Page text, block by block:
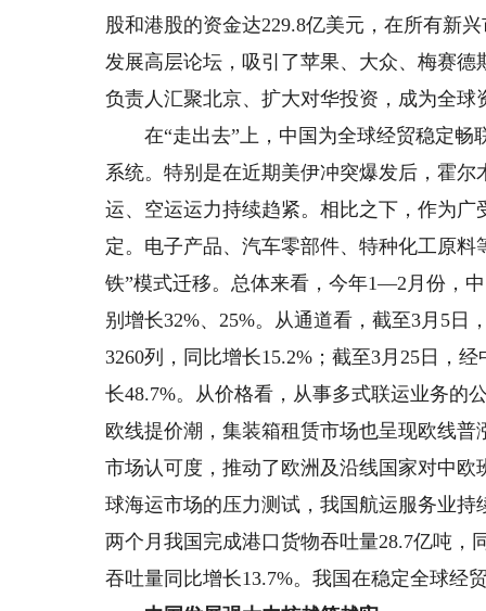
股和港股的资金达229.8亿美元，在所有新
发展高层论坛，吸引了苹果、大众、梅赛
负责人汇聚北京、扩大对华投资，成为全
在“走出去”上，中国为全球经贸稳定畅
系统。特别是在近期美伊冲突爆发后，霍
运、空运运力持续趋紧。相比之下，作为
定。电子产品、汽车零部件、特种化工原
铁”模式迁移。总体来看，今年1—2月份，
别增长32%、25%。从通道看，截至3月5
3260列，同比增长15.2%；截至3月25日，
长48.7%。从价格看，从事多式联运业务的
欧线提价潮，集装箱租赁市场也呈现欧线
市场认可度，推动了欧洲及沿线国家对中
球海运市场的压力测试，我国航运服务业
两个月我国完成港口货物吞吐量28.7亿吨，
吞吐量同比增长13.7%。我国在稳定全球经